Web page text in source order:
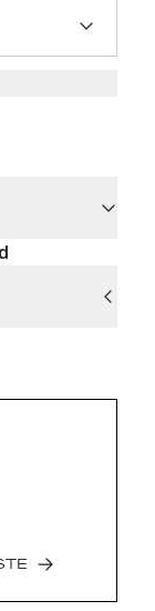
Tumble Dry
/ Do Not